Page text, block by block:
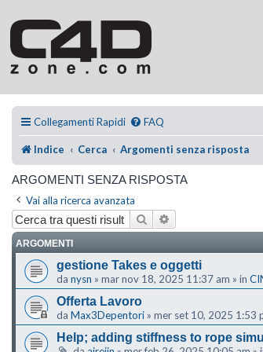
Collegamenti Rapidi FAQ
Indice Cerca Argomenti senza risposta
ARGOMENTI SENZA RISPOSTA
Vai alla ricerca avanzata
Cerca
ARGOMENTI
gestione Takes e oggetti
da nysn » mar nov 18, 2025 11:37 am » in
Offerta Lavoro
da Max3Depentori » mer set 10, 2025 1:53
Help; adding stiffness to rope